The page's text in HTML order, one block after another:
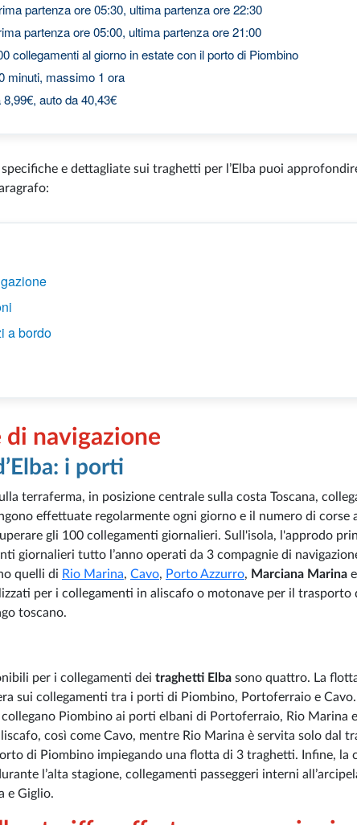
partenza ore 05:30, ultima partenza ore 22:30
partenza ore 05:00, ultima partenza ore 21:00
collegamenti al giorno in estate con il porto di Piombino
minuti, massimo 1 ora
auto da 40,43€
e dettagliate sui traghetti per l’Elba puoi
a bordo
di navigazione
i porti
terraferma, in posizione centrale sulla costa Toscana,
effettuate regolarmente ogni giorno e il numero di corse
gli 100 collegamenti giornalieri. Sull'isola, l'approdo
giornalieri tutto l’anno operati da 3 compagnie di
quelli di Rio Marina, Cavo, Porto Azzurro, Marciana Marina e
per i collegamenti in aliscafo o motonave per il trasporto
toscano.
per i collegamenti dei traghetti Elba sono quattro. La
sui collegamenti tra i porti di Piombino, Portoferraio e Cavo.
Piombino ai porti elbani di Portoferraio, Rio Marina
così come Cavo, mentre Rio Marina è servita solo dal
di Piombino impiegando una flotta di 3 traghetti. Infine, la
l’alta stagione, collegamenti passeggeri interni
e Giglio.